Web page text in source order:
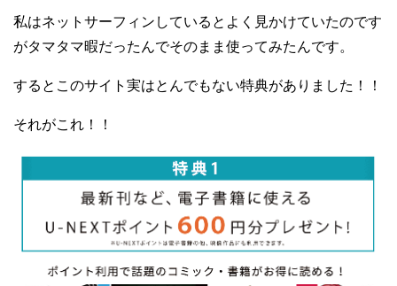
私はネットサーフィンしているとよく見かけていたのです
がタマタマ暇だったんでそのまま使ってみたんです。
するとこのサイト実はとんでもない特典がありました！！
それがこれ！！